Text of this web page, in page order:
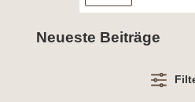
Neueste Beiträge